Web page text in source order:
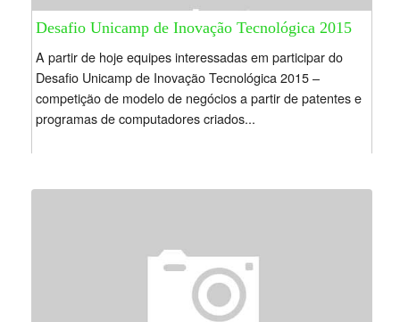
Desafio Unicamp de Inovação Tecnológica 2015
A partir de hoje equipes interessadas em participar do
Desafio Unicamp de Inovação Tecnológica 2015 –
competição de modelo de negócios a partir de patentes e
programas de computadores criados...